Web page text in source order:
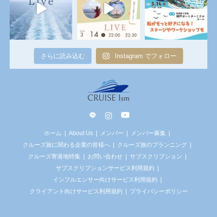
さらに読み込む Instagram でフォロー
ホーム About Us メンバー
メンバー募集
クルーズ旅に関わる企業の皆様へ
クルーズ旅のプランニング
クルーズ寄港地特集
お問い合わせ
サブスクリプション
サブスクリプションサービス利用規約
インフルエンサー向けサービス利用規約
クライアント向けサービス利用規約
プライバシーポリシー